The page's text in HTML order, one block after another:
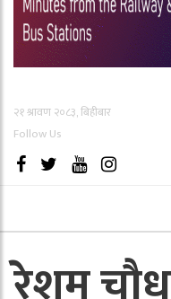
२१ श्रावण २०८३, बिहीबार
Follow Us